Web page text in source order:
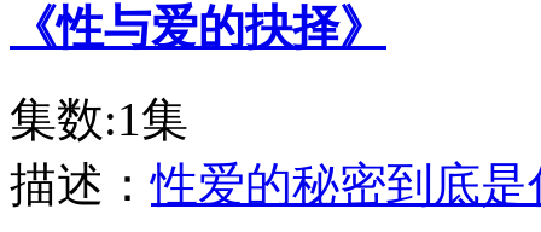
《性与爱的抉择》
集数:1集
描述：性爱的秘密到底是